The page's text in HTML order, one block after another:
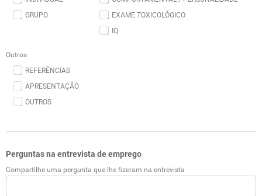
GRUPO
EXAME TOXICOLÓGICO
IQ
Outros
REFERÊNCIAS
APRESENTAÇÃO
OUTROS
Perguntas na entrevista de emprego
Compartilhe uma pergunta que lhe fizeram na entrevista